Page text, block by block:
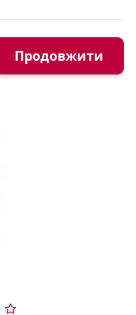
Продовжити